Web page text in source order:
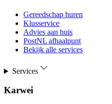
Gereedschap huren
Klusservice
Advies aan huis
PostNL afhaalpunt
Bekijk alle services
Services
Karwei